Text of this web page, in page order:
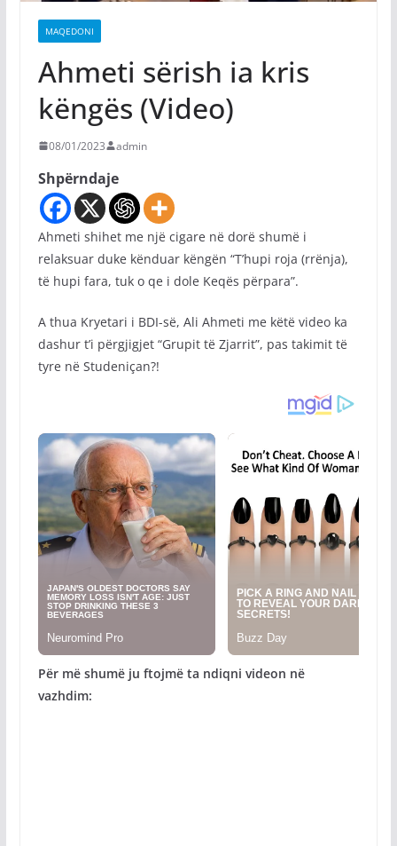
MAQEDONI
Ahmeti sërish ia kris
këngës (Video)
08/01/2023 admin
Shpërndaje
Ahmeti shihet me një cigare në dorë shumë i
relaksuar duke kënduar këngën “T’hupi roja (rrënja),
të hupi fara, tuk o qe i dole Keqës përpara”.
A thua Kryetari i BDI-së, Ali Ahmeti me këtë video ka
dashur t’i përgjigjet “Grupit të Zjarrit”, pas takimit të
tyre në Studeniçan?!
Për më shumë ju ftojmë ta ndiqni videon në
vazhdim: